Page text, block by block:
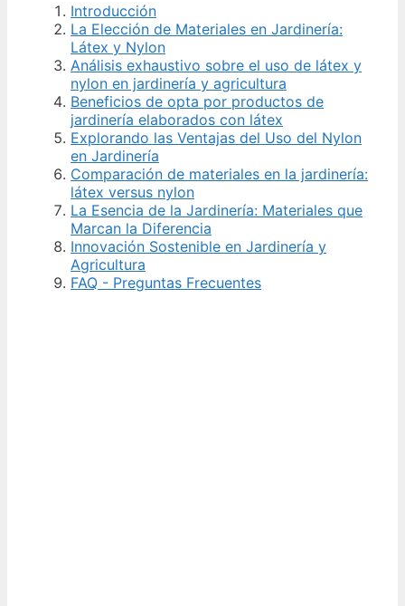
Introducción
La Elección de Materiales en Jardinería:
Látex y Nylon
Análisis exhaustivo sobre el uso de látex y
nylon en jardinería y agricultura
Beneficios de opta por productos de
jardinería elaborados con látex
Explorando las Ventajas del Uso del Nylon
en Jardinería
Comparación de materiales en la jardinería:
látex versus nylon
La Esencia de la Jardinería: Materiales que
Marcan la Diferencia
Innovación Sostenible en Jardinería y
Agricultura
FAQ - Preguntas Frecuentes